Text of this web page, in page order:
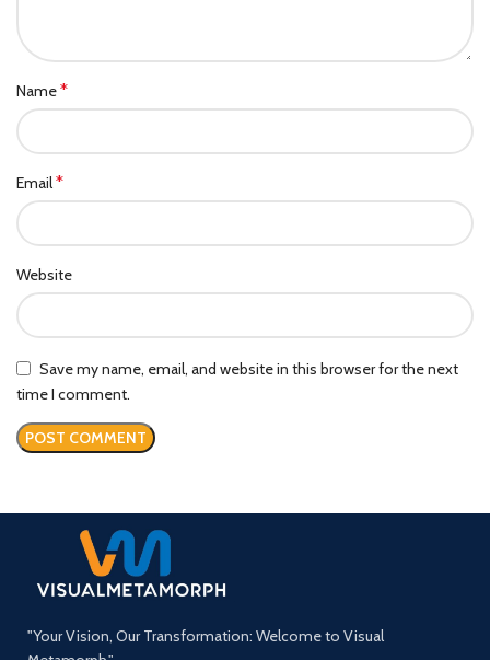
Name*
Email*
Website
Save my name, email, and website in this browser for the next
time I comment.
"Your Vision, Our Transformation: Welcome to Visual